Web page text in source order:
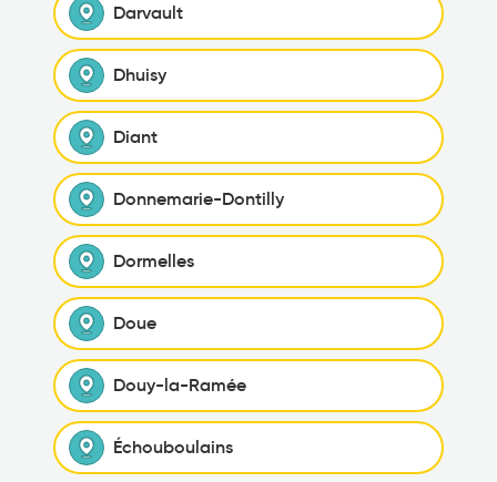
Darvault
Dhuisy
Diant
Donnemarie-Dontilly
Dormelles
Doue
Douy-la-Ramée
Échouboulains